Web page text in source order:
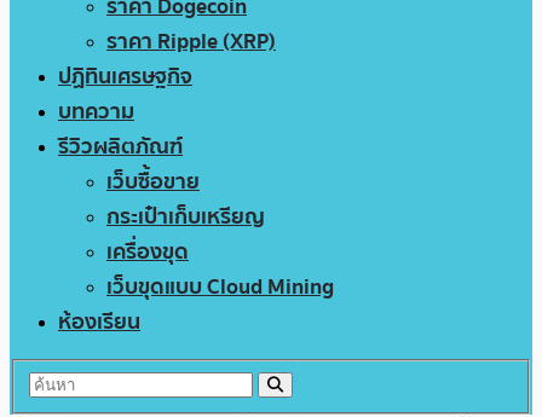
ราคา Ripple (XRP)
ปฏิทินเศรษฐกิจ
บทความ
รีวิวผลิตภัณฑ์
เว็บซื้อขาย
กระเป๋าเก็บเหรียญ
เครื่องขุด
เว็บขุดแบบ Cloud Mining
ห้องเรียน